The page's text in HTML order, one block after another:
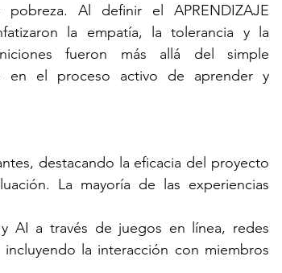
Al definir el APRENDIZAJE
la empatía, la tolerancia y la
fueron más allá del simple
en el proceso activo de aprender y
destacando la eficacia del proyecto
La mayoría de las experiencias
AI a través de juegos en línea, redes
la interacción con miembros